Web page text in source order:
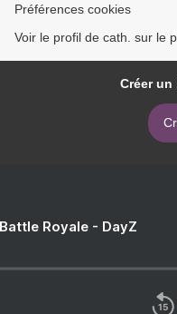
Préférences cookies
Voir le profil de cath. sur le
Créer
Royale - DayZ